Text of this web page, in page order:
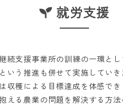
就労支援
続支援事業所の訓練の一環と
いう推進も併せて実施してい
収穫による目標達成を体感で
える農業の問題を解決する方